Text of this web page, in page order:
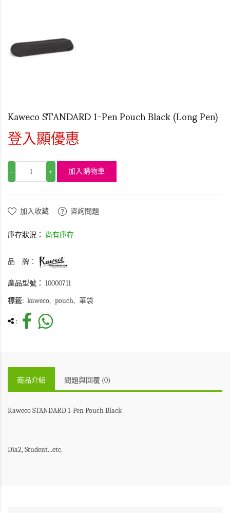
Kaweco STANDARD 1-Pen Pouch Black (Long Pen)
登入顯優惠
- + 加入購物車
加入收藏 咨詢問題
庫存狀況： 尚有庫存
品 牌：
產品型號： 10000711
標籤: kaweco pouch 筆袋
:
商品介紹 問題與回覆 (0)
Kaweco STANDARD 1-Pen Pouch Black
Dia2, Student...etc.